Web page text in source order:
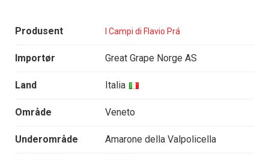
Produsent I Campi di Flavio Prá
Importør Great Grape Norge AS
Land Italia
Område Veneto
Underområde Amarone della Valpolicella